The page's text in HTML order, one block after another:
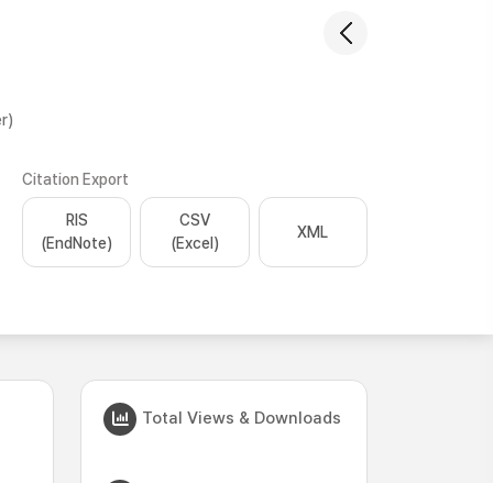
Citation Export
RIS
(EndNote)
CSV
(Excel)
XML
Total Views & Downloads